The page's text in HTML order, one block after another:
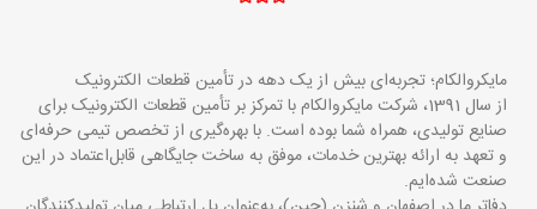
مایکروالکام؛ تجربه‌ای بیش از یک دهه در تأمین قطعات الکترونیک
از سال 1391، شرکت مایکروالکام با تمرکز بر تأمین قطعات الکترونیک برای
صنایع تولیدی، همراه شما بوده است. با بهره‌گیری از تخصص تیمی حرفه‌ای
و تعهد به ارائه بهترین خدمات، موفق به ساخت جایگاهی قابل‌اعتماد در این
صنعت شده‌ایم.